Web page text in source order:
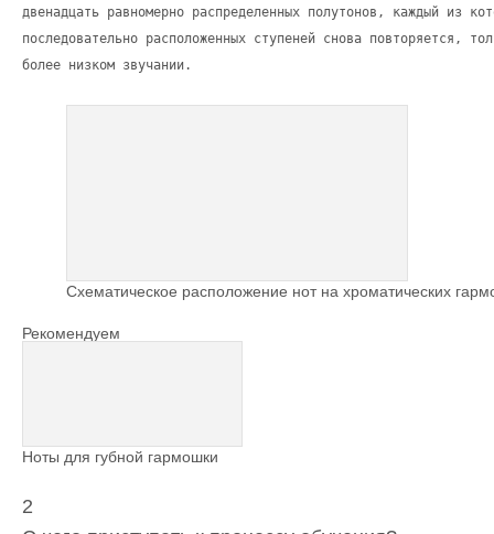
двенадцать равномерно распределенных полутонов, каждый из
последовательно расположенных ступеней снова повторяется,
более низком звучании.
Схематическое расположение нот на хроматических
Рекомендуем
Ноты для губной гармошки
2